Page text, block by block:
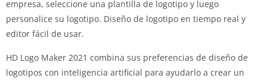
empresa, seleccione una plantilla de logotipo y luego
personalice su logotipo. Diseño de logotipo en tiempo real y
editor fácil de usar.
HD Logo Maker 2021 combina sus preferencias de diseño de
logotipos con inteligencia artificial para ayudarlo a crear un